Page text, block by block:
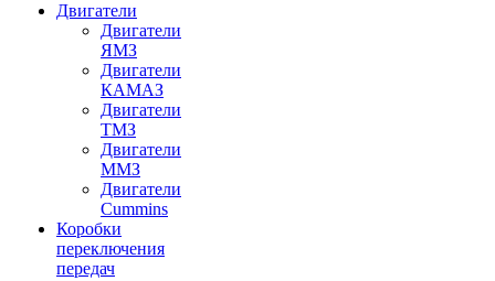
Двигатели
Двигатели
ЯМЗ
Двигатели
КАМАЗ
Двигатели
ТМЗ
Двигатели
ММЗ
Двигатели
Cummins
Коробки
переключения
передач